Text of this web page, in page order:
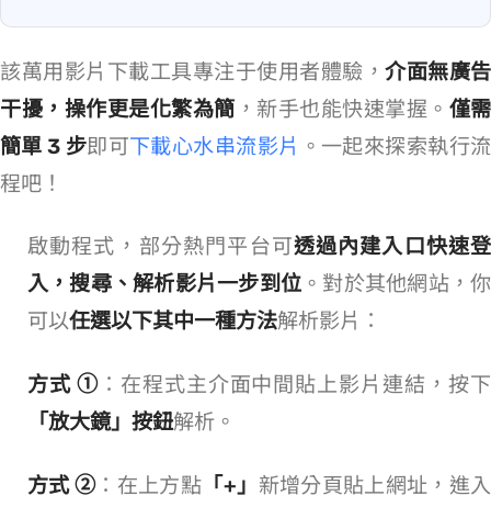
該萬用影片下載工具專注于使用者體驗， 介面無廣告
干擾，操作更是化繁為簡 ，新手也能快速掌握。 僅需
簡單 3 步即可下載心水串流影片 。一起來探索執行流
程吧！
啟動程式， 部分熱門平台可透過內建入口快速登
入，搜尋、解析影片一步到位 。對於其他網站，你
可以任選以下其中一種方法解析影片：
方式 ①：在程式主介面中間貼上影片連結，按下
「放大鏡」按鈕解析。
方式 ②：在上方點 「+」 新增分頁貼上網址，進入